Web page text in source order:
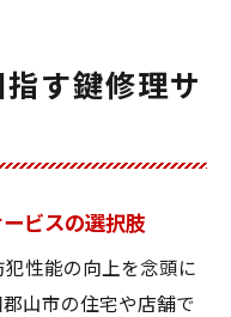
す鍵修理サ
ビスの選択肢
性能の向上を念頭に
山市の住宅や店舗で